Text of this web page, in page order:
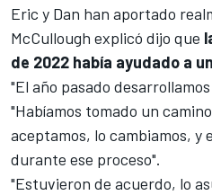
Eric y Dan han aportado
McCullough explicó dijo que
de 2022 había ayudado a
"El año pasado
"Habíamos tomado un
aceptamos, lo cambiamos, y
durante ese proceso".
"Estuvieron de acuerdo, lo